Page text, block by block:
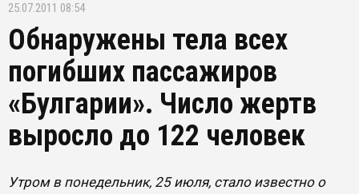
25.07.2011 08:54
Обнаружены тела всех
погибших пассажиров
«Булгарии». Число жертв
выросло до 122 человек
Утром в понедельник, 25 июля, стало известно о